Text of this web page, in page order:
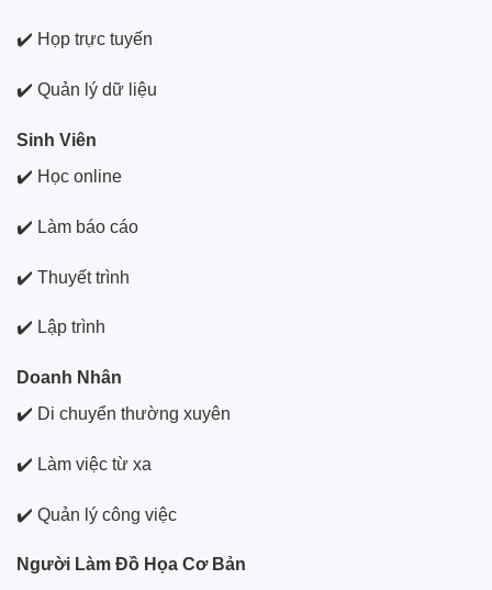
✔️ Họp trực tuyến
✔️ Quản lý dữ liệu
Sinh Viên
✔️ Học online
✔️ Làm báo cáo
✔️ Thuyết trình
✔️ Lập trình
Doanh Nhân
✔️ Di chuyển thường xuyên
✔️ Làm việc từ xa
✔️ Quản lý công việc
Người Làm Đồ Họa Cơ Bản